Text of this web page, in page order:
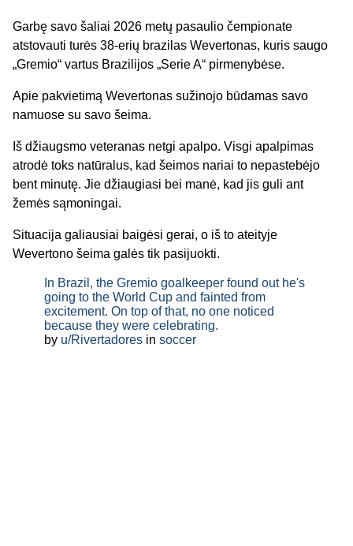
Garbę savo šaliai 2026 metų pasaulio čempionate
atstovauti turės 38-erių brazilas Wevertonas, kuris saugo
„Gremio“ vartus Brazilijos „Serie A“ pirmenybėse.
Apie pakvietimą Wevertonas sužinojo būdamas savo
namuose su savo šeima.
Iš džiaugsmo veteranas netgi apalpo. Visgi apalpimas
atrodė toks natūralus, kad šeimos nariai to nepastebėjo
bent minutę. Jie džiaugiasi bei manė, kad jis guli ant
žemės sąmoningai.
Situacija galiausiai baigėsi gerai, o iš to ateityje
Wevertono šeima galės tik pasijuokti.
In Brazil, the Gremio goalkeeper found out he's
going to the World Cup and fainted from
excitement. On top of that, no one noticed
because they were celebrating.
by u/Rivertadores in soccer